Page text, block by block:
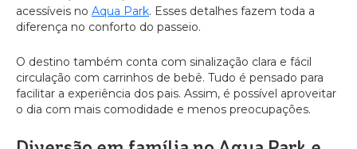
acessíveis no Aqua Park. Esses detalhes fazem toda a
diferença no conforto do passeio.
O destino também conta com sinalização clara e fácil
circulação com carrinhos de bebê. Tudo é pensado para
facilitar a experiência dos pais. Assim, é possível aproveitar
o dia com mais comodidade e menos preocupações.